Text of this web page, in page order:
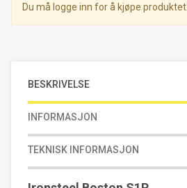
Du må logge inn for å kjøpe produktet.
BESKRIVELSE
INFORMASJON
TEKNISK INFORMASJON